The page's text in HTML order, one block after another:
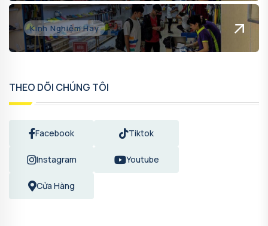
Kinh Nghiệm Hay
THEO DÕI CHÚNG TÔI
Facebook Tiktok
Instagram Youtube
Cửa Hàng